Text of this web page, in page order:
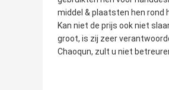
middel & plaatsten hen rond
Kan niet de prijs ook niet
groot, is zij zeer
Chaoqun, zult u niet